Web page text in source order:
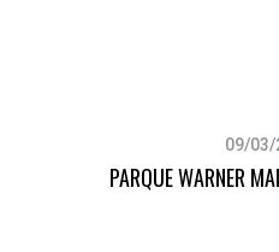
09/03/
PARQUE WARNER